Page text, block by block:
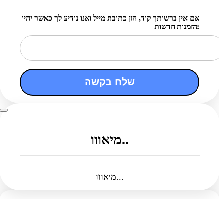
אם אין ברשותך קוד, הזן כתובת מייל ואנו נודיע לך כאשר יהיו
הזמנות חדשות:
שלח בקשה
מיאווו..
מיאווו...